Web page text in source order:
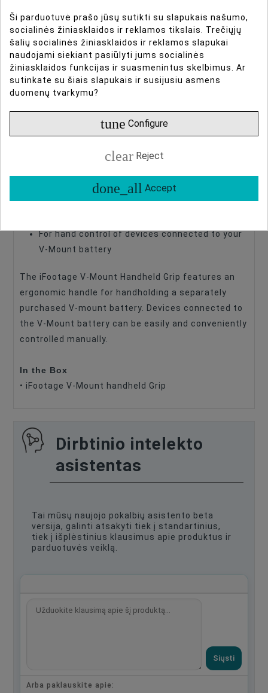
DIRBTINIO INTELEKTO ASISTENTAS
DAUGIAU INFORMACIJOS
ATSILIEPIMAI
Newell Pravaha
iFootage V-Mount handheld Grip
Ergonomic Handle
Suitable for separately available V-Mount
For hand control of devices connected to your
V-Mount battery
The iFootage V-Mount Handheld Grip features an
ergonomic handle for handholding a separately
purchased V-mount battery. Devices connected to
the V-Mount battery can be easily and conveniently
controlled manually.
In the Box
• iFootage V-Mount handheld Grip
Dirbtinio intelekto
asistentas
Tai mūsų naujojo pokalbių asistento beta
versija, galinti atsakyti tiek į standartinius,
tiek į išplėstinius klausimus apie produktus ir
parduotuvės veiklą.
Siųsti
Arba paklauskite apie:
Ši parduotuvė prašo jūsų sutikti su slapukais našumo,
socialinės žiniasklaidos ir reklamos tikslais. Trečiųjų
šalių socialinės žiniasklaidos ir reklamos slapukai
naudojami siekiant pasiūlyti jums socialinės
žiniasklaidos funkcijas ir suasmenintus skelbimus. Ar
sutinkate su šiais slapukais ir susijusiu asmens
duomenų tvarkymu?
tune Configure
clear Reject
done_all Accept